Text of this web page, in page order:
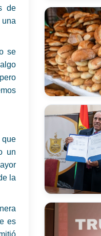
de
se
un
la
es